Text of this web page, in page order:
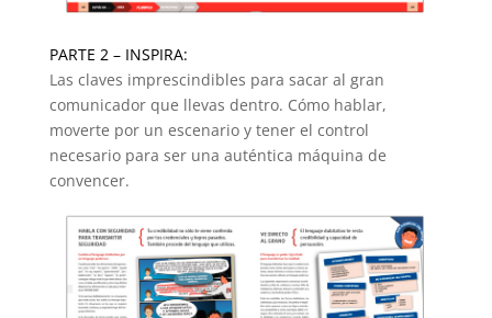
PARTE 2 – INSPIRA:
Las claves imprescindibles para sacar al gran
comunicador que llevas dentro. Cómo hablar,
moverte por un escenario y tener el control
necesario para ser una auténtica máquina de
convencer.